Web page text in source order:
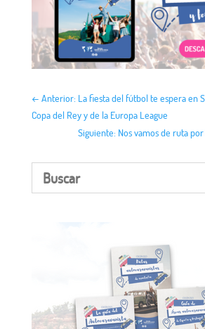
← Anterior: La fiesta del fútbol te espera en
Copa del Rey y de la Europa League
Siguiente: Nos vamos de ruta